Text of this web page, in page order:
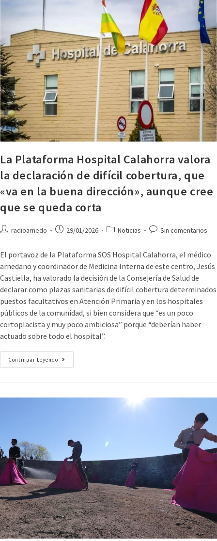
La Plataforma Hospital Calahorra valora
la declaración de difícil cobertura, que
«va en la buena dirección», aunque cree
que se queda corta
radioarnedo 29/01/2026 Noticias Sin comentarios
El portavoz de la Plataforma SOS Hospital Calahorra, el médico
arnedano y coordinador de Medicina Interna de este centro, Jesús
Castiella, ha valorado la decisión de la Consejería de Salud de
declarar como plazas sanitarias de difícil cobertura determinados
puestos facultativos en Atención Primaria y en los hospitales
públicos de la comunidad, si bien considera que “es un poco
cortoplacista y muy poco ambiciosa” porque “deberían haber
actuado sobre todo el hospital”.
Continuar Leyendo